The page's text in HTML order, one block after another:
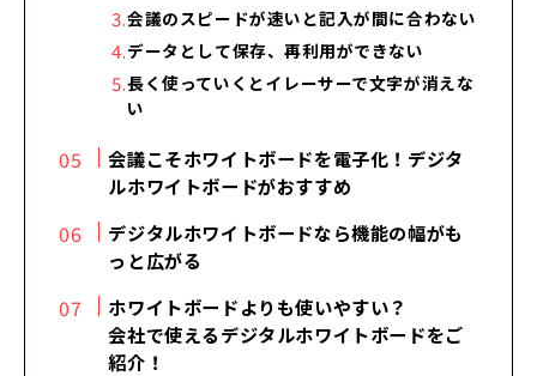
会議のスピードが速いと記入が間に合わない
データとして保存、再利用ができない
長く使っていくとイレーサーで文字が消えな
い
会議こそホワイトボードを電子化！デジタ
ルホワイトボードがおすすめ
デジタルホワイトボードなら機能の幅がも
っと広がる
ホワイトボードよりも使いやすい？
会社で使えるデジタルホワイトボードをご
紹介！